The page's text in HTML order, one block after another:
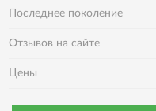
Последнее поколение
Отзывов на сайте
Цены